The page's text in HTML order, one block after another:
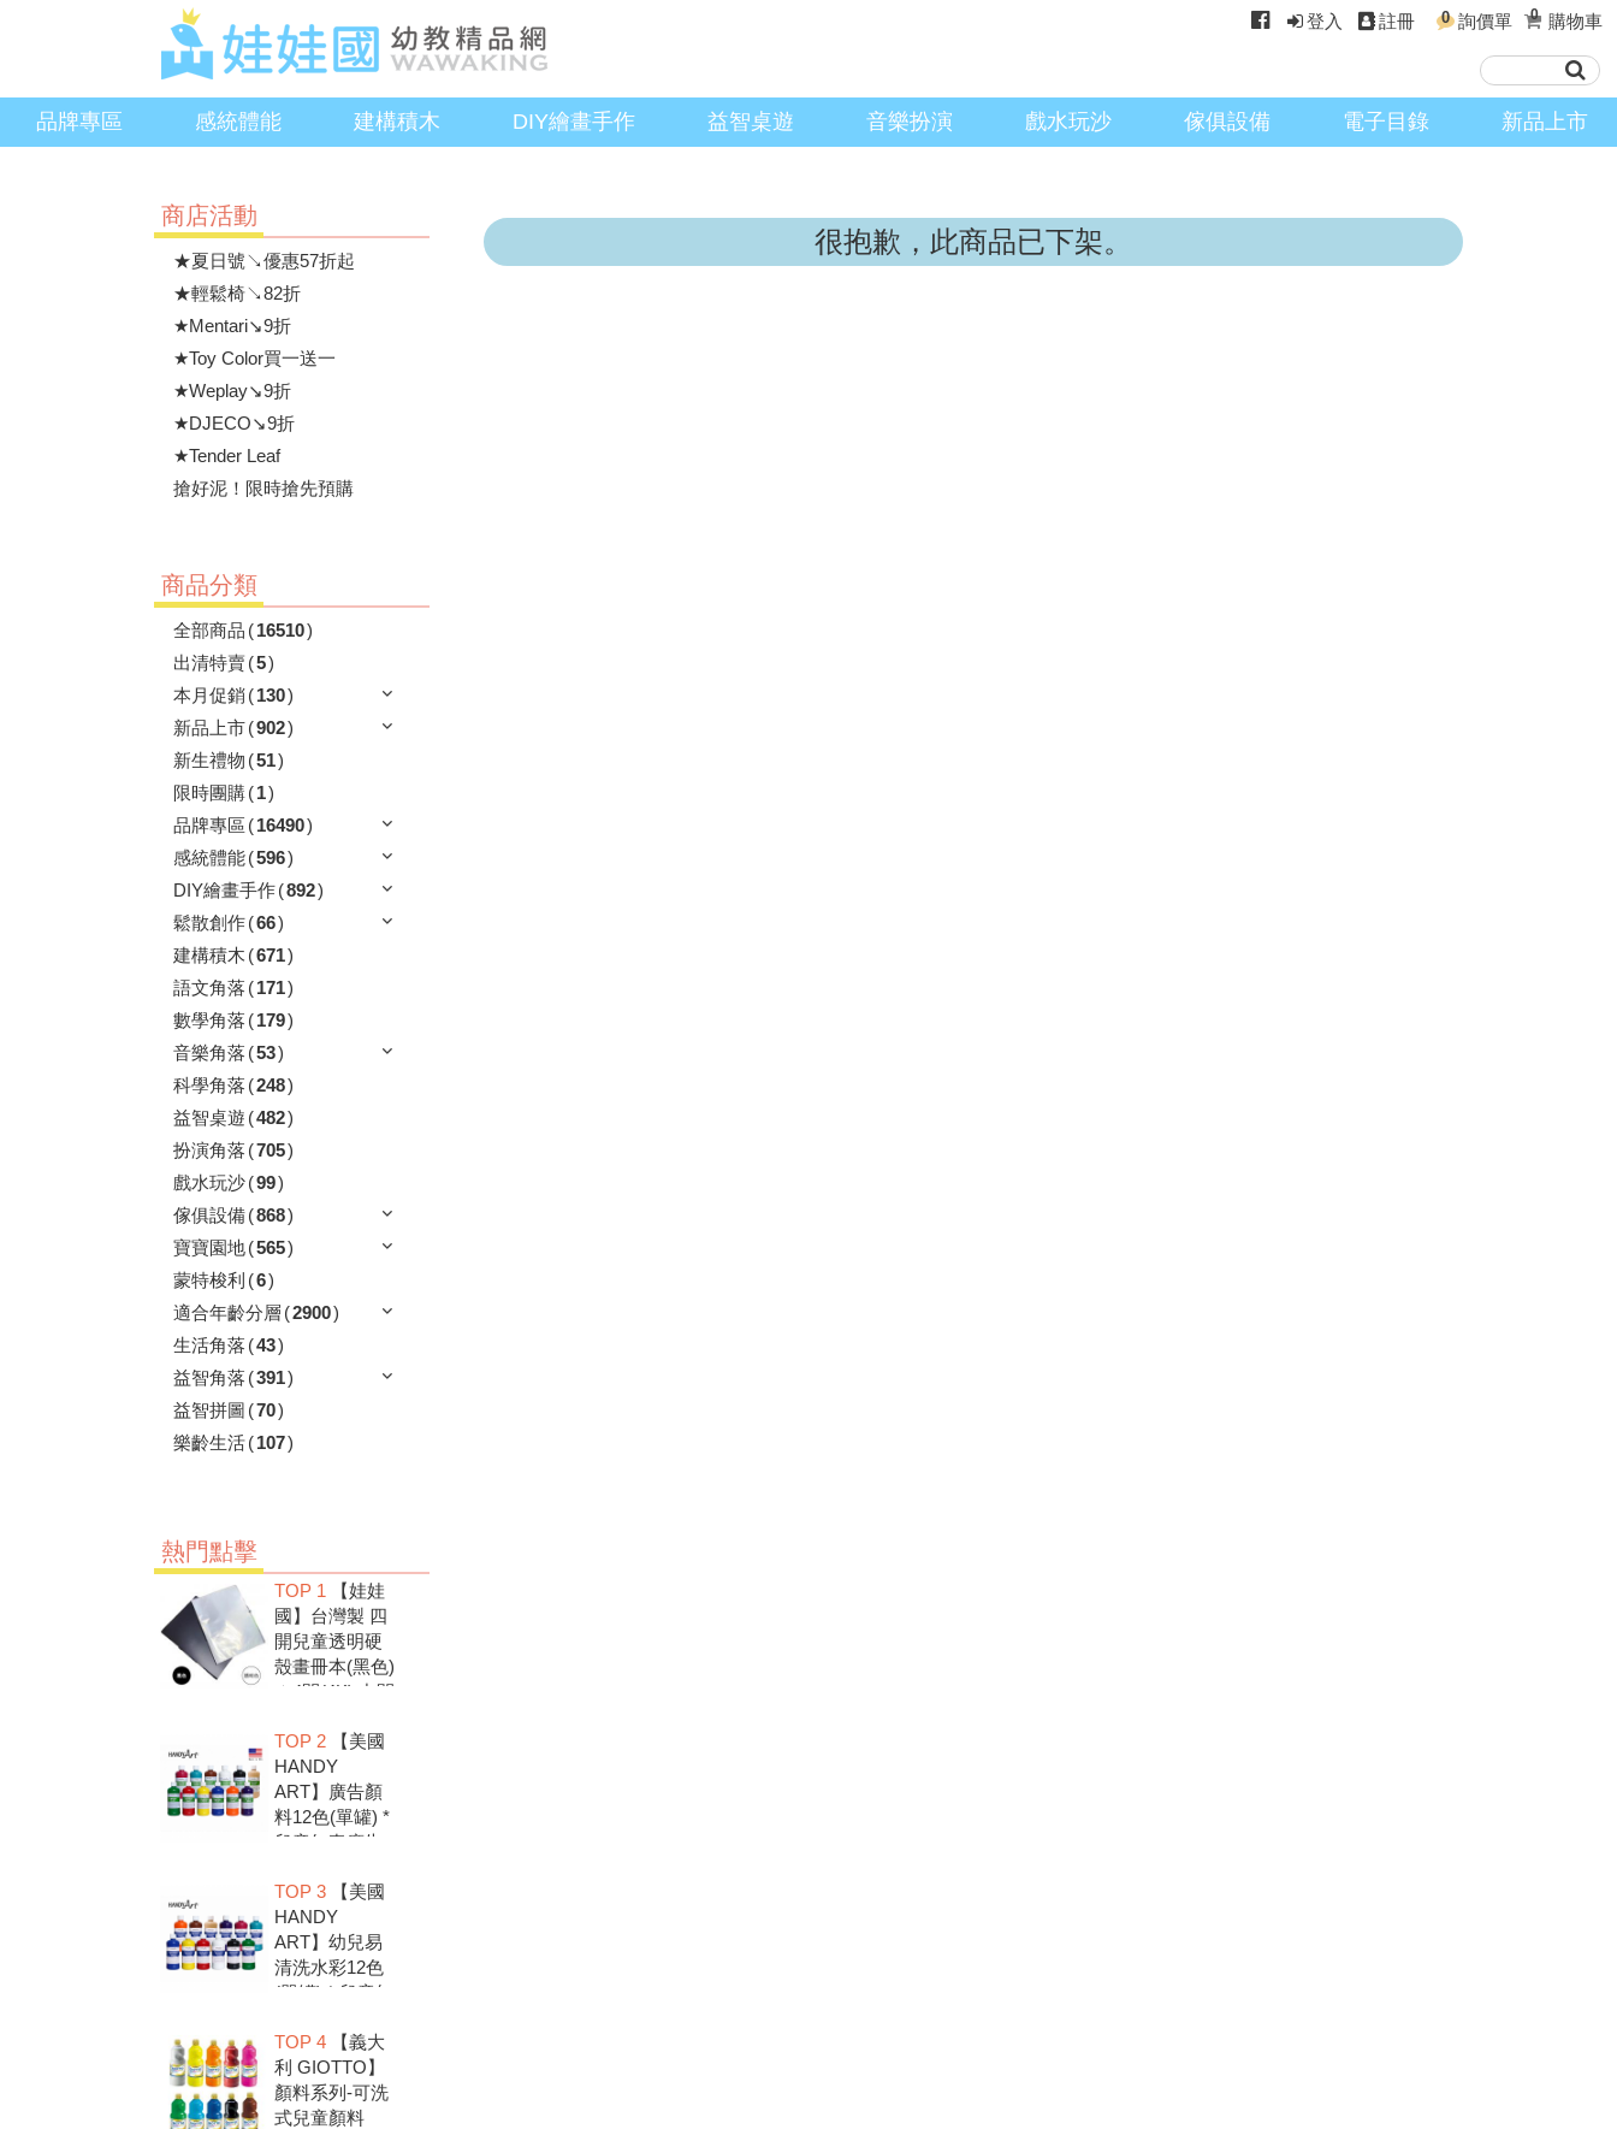
登入 註冊 0 詢價單 0 購物車
品牌專區 感統體能 建構積木 DIY繪畫手作 益智桌遊 音樂扮演 戲水玩沙 傢俱設備 電子目錄 新品上市
商店活動
★夏日號↘優惠57折起
★輕鬆椅↘82折
★Mentari↘9折
★Toy Color買一送一
★Weplay↘9折
★DJECO↘9折
★Tender Leaf
搶好泥！限時搶先預購
商品分類
全部商品 (16510)
出清特賣(5)
本月促銷(130)
新品上市(902)
新生禮物 (51)
限時團購(1)
品牌專區 (16490)
感統體能(596)
DIY繪畫手作(892)
鬆散創作(66)
建構積木 (671)
語文角落 (171)
數學角落 (179)
音樂角落 (53)
科學角落 (248)
益智桌遊 (482)
扮演角落 (705)
戲水玩沙(99)
傢俱設備(868)
寶寶園地(565)
蒙特梭利 (6)
適合年齡分層 (2900)
生活角落 (43)
益智角落 (391)
益智拼圖 (70)
樂齡生活(107)
熱門點擊
TOP 1 【娃娃
國】台灣製 四
開兒童透明硬
殼畫冊本(黑色)
＊4開(4K).中間
扣.資料袋.圖畫
紙收集冊.收納
冊
TOP 2【美國
HANDY
ART】廣告顏
料12色(單罐) *
兒童無毒廣告
放心，彩繪DIY
超有趣
TOP 3【美國
HANDY
ART】幼兒易
清洗水彩12色
(單罐) * 兒童無
安全好放心，
彩繪DIY超有趣
TOP 4【義大
利 GIOTTO】
顏料系列-可洗
式兒童顏料
很抱歉，此商品已下架。